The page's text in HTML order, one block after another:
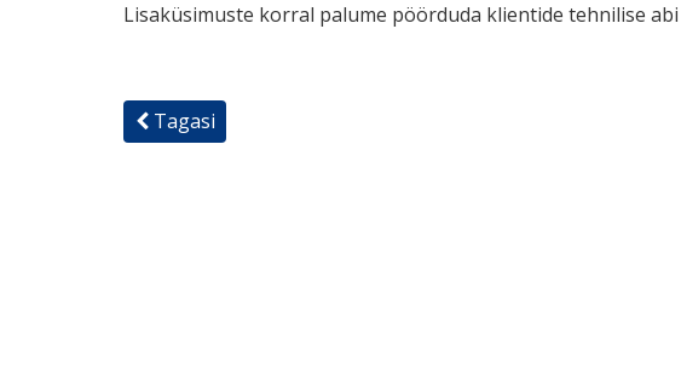
Lisaküsimuste korral palume pöörduda klientide tehnilise abi
Tagasi